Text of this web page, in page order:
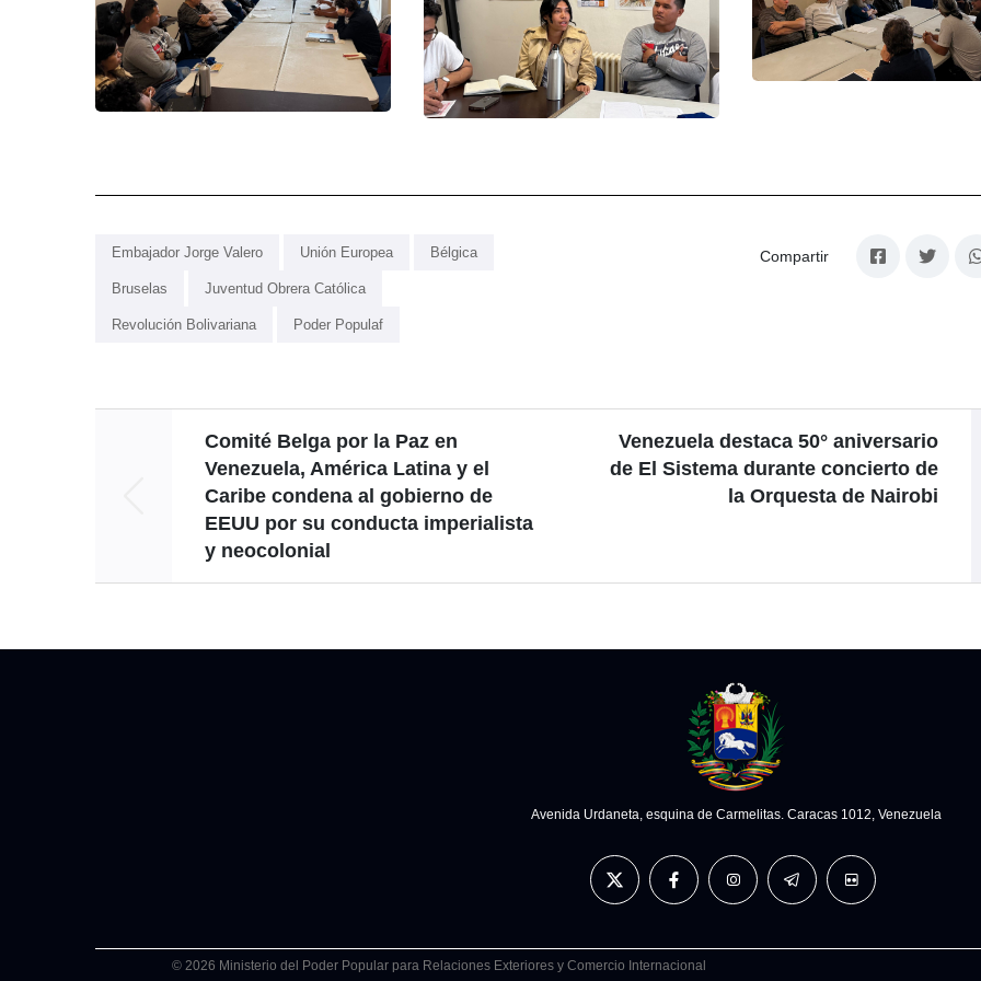
Embajador Jorge Valero Unión Europea Bélgica
Bruselas Juventud Obrera Católica
Revolución Bolivariana Poder Populaf
Compartir
Comité Belga por la Paz en
Venezuela, América Latina y el
Caribe condena al gobierno de
EEUU por su conducta imperialista
y neocolonial
Venezuela destaca 50° aniversario
de El Sistema durante concierto de
la Orquesta de Nairobi
Avenida Urdaneta, esquina de Carmelitas. Caracas 1012, Venezuela
© 2026 Ministerio del Poder Popular para Relaciones Exteriores y Comercio Internacional